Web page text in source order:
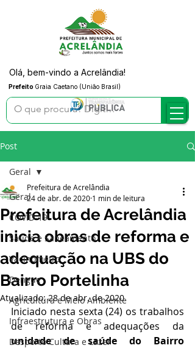
Prefeito Graia Caetano (União Brasil)
Olá, bem-vindo a Acrelândia!
Post
Geral
COVID-19
Saúde e Saneamento
Vacinômetro
Dengue
Agricultura e Meio Ambiente
Infraestrutura e Obras
Desporto Cultura e Lazer
Geral
Prefeitura de Acrelândia
inicia obras de reforma e
adequação na UBS do
Bairro Portelinha
Prefeitura de Acrelândia
24 de abr. de 2020 1 min de leitura
Atualizado:28 de abr. de 2020
Iniciado nesta sexta (24) os trabalhos
unidade de saúde do Bairro